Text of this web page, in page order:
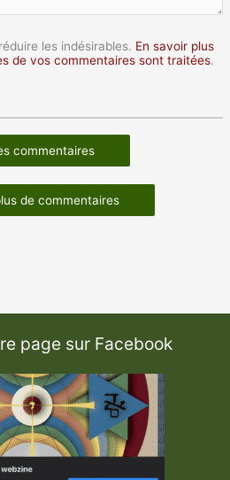
les indésirables. En savoir plus
de vos commentaires sont traitées.
commentaires
de commentaires
page sur Facebook